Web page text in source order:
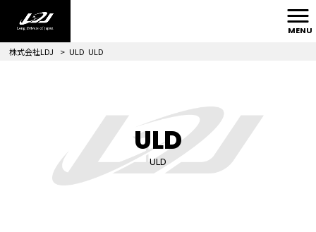
MENU
株式会社LDJ
> ULD ULD
ULD
ULD